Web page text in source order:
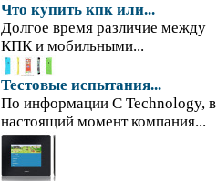
Что купить кпк или...
Долгое время различие между
КПК и мобильными...
Тестовые испытания...
По информации С Technology, в
настоящий момент компания...